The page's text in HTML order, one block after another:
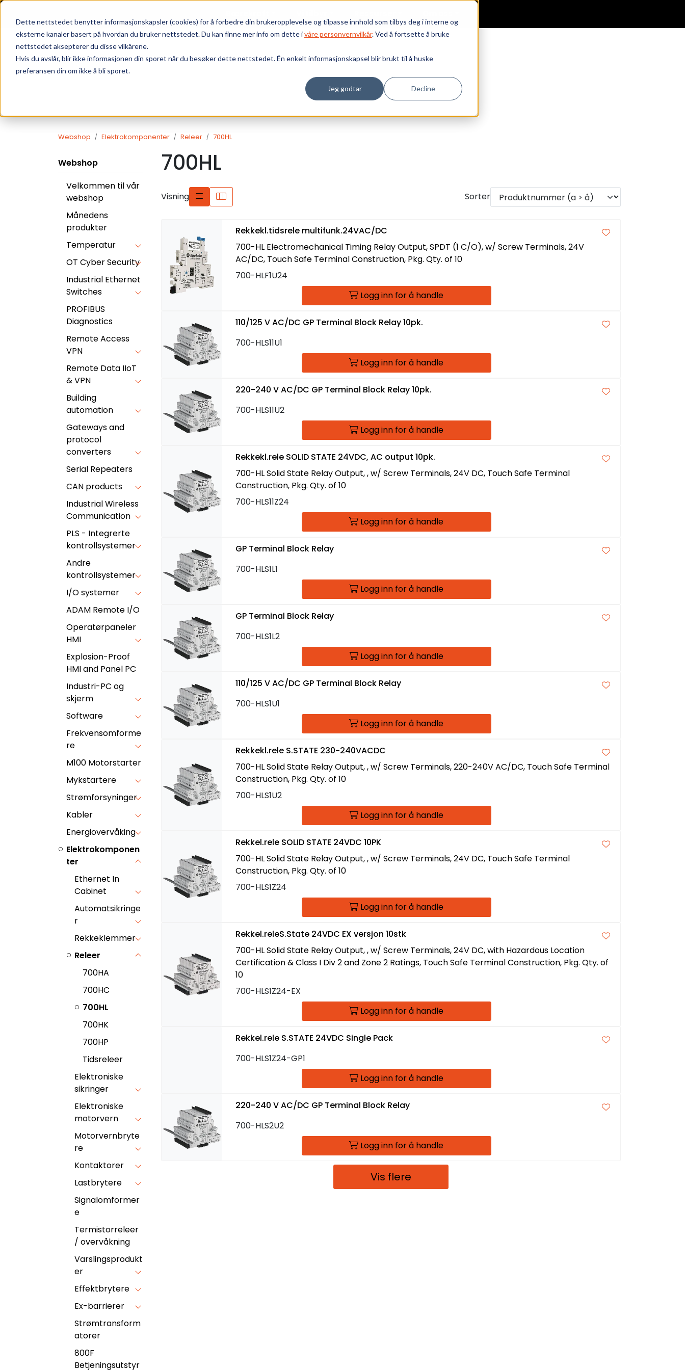
Dette nettstedet benytter informasjonskapsler (cookies) for å forbedre din brukeropplevelse og tilpasse innhold som tilbys deg i interne og
eksterne kanaler basert på hvordan du bruker nettstedet. Du kan finne mer info om dette ivåre personvernvilkår. Ved å fortsette å bruke
nettstedet aksepterer du disse vilkårene.
Hvis du avslår, blir ikke informasjonen din sporet når du besøker dette nettstedet. Én enkelt informasjonskapsel blir brukt til å huske
preferansen din om ikke å bli sporet.
Jeg godtar Decline
Skip to main content
Webshop Elektrokomponenter Releer 700HL
Webshop
Velkommen til vår
webshop
Månedens
produkter
Temperatur
OT Cyber Security
Industrial Ethernet
Switches
PROFIBUS
Diagnostics
Remote Access
VPN
Remote Data IIoT
& VPN
Building
automation
Gateways and
protocol
converters
Serial Repeaters
CAN products
Industrial Wireless
Communication
PLS - Integrerte
kontrollsystemer
Andre
kontrollsystemer
I/O systemer
ADAM Remote I/O
Operatørpaneler
HMI
Explosion-Proof
HMI and Panel PC
Industri-PC og
skjerm
Software
Frekvensomforme
re
M100 Motorstarter
Mykstartere
Strømforsyninger
Kabler
Energiovervåking
Elektrokomponen
ter
Ethernet In
Cabinet
Automatsikringe
r
Rekkeklemmer
Releer
700HA
700HC
700HL
700HK
700HP
Tidsreleer
Elektroniske
sikringer
Elektroniske
motorvern
Motorvernbryte
re
Kontaktorer
Lastbrytere
Signalomformer
e
Termistorreleer
/ overvåkning
Varslingsprodukt
er
Effektbrytere
Ex-barrierer
Strømtransform
atorer
800F
Betjeningsutstyr
700HL
Visning Sorter
Rekkekl.tidsrele multifunk.24VAC/DC
700-HL Electromechanical Timing Relay Output, SPDT (1 C/O), w/ Screw Terminals, 24V
AC/DC, Touch Safe Terminal Construction, Pkg. Qty. of 10
700-HLF1U24
Logg inn for å handle
110/125 V AC/DC GP Terminal Block Relay 10pk.
700-HLS11U1
Logg inn for å handle
220-240 V AC/DC GP Terminal Block Relay 10pk.
700-HLS11U2
Logg inn for å handle
Rekkekl.rele SOLID STATE 24VDC, AC output 10pk.
700-HL Solid State Relay Output, , w/ Screw Terminals, 24V DC, Touch Safe Terminal
Construction, Pkg. Qty. of 10
700-HLS11Z24
Logg inn for å handle
GP Terminal Block Relay
700-HLS1L1
Logg inn for å handle
GP Terminal Block Relay
700-HLS1L2
Logg inn for å handle
110/125 V AC/DC GP Terminal Block Relay
700-HLS1U1
Logg inn for å handle
Rekkekl.rele S.STATE 230-240VACDC
700-HL Solid State Relay Output, , w/ Screw Terminals, 220-240V AC/DC, Touch Safe Terminal
Construction, Pkg. Qty. of 10
700-HLS1U2
Logg inn for å handle
Rekkel.rele SOLID STATE 24VDC 10PK
700-HL Solid State Relay Output, , w/ Screw Terminals, 24V DC, Touch Safe Terminal
Construction, Pkg. Qty. of 10
700-HLS1Z24
Logg inn for å handle
Rekkel.releS.State 24VDC EX versjon 10stk
700-HL Solid State Relay Output, , w/ Screw Terminals, 24V DC, with Hazardous Location
Certification & Class I Div 2 and Zone 2 Ratings, Touch Safe Terminal Construction, Pkg. Qty. of
10
700-HLS1Z24-EX
Logg inn for å handle
Rekkel.rele S.STATE 24VDC Single Pack
700-HLS1Z24-GP1
Logg inn for å handle
220-240 V AC/DC GP Terminal Block Relay
700-HLS2U2
Logg inn for å handle
Vis flere